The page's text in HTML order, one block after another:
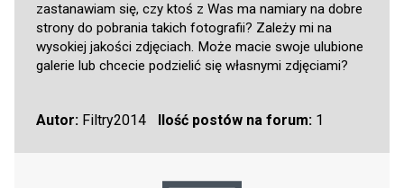
zastanawiam się, czy ktoś z Was ma namiary na dobre
strony do pobrania takich fotografii? Zależy mi na
wysokiej jakości zdjęciach. Może macie swoje ulubione
galerie lub chcecie podzielić się własnymi zdjęciami?
Autor: Filtry2014 Ilość postów na forum:1